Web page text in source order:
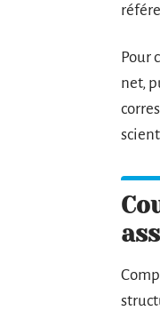
Pour
net,